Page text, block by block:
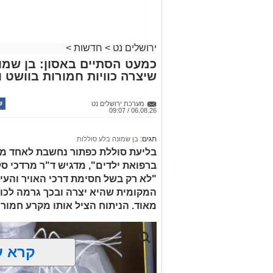
בפעילות בלשי תחנת לב הבירה שביצעו
החשודים הועברו לחקירה, ובית
לתאריך 6.8.26.
בפעילות נוספת של בלשי תחנת בית
בסחר בסמים, זוהו על פי החשד שתי
העיר ירושלים נעצרה והועברה להמשיך
מעצרם של החשודים הוארך בבית המשפט.
ירושלים נט > חדשות >
כמעט הסתיים באסון: בן
שיצרה כוויות חמורות בוושט
מערכת ירושלים נט
06.08.26 / 09:07
תגים: בן שמונה בלע סוללות
בליעת סוללת כפתור נחשבת לאחד
ברפואת ילדים", מדגיש ד"ר מרדכי
"לא רק בשל חסימת דרכי האויר
המקומית שהיא יצרה ובכך גרמה
מאוד. הניתוח הציל אותו מקרע
קרא